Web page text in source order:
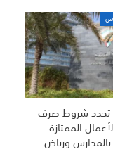
تحدد شروط صرف
الممتازة
بالمدارس ورياض